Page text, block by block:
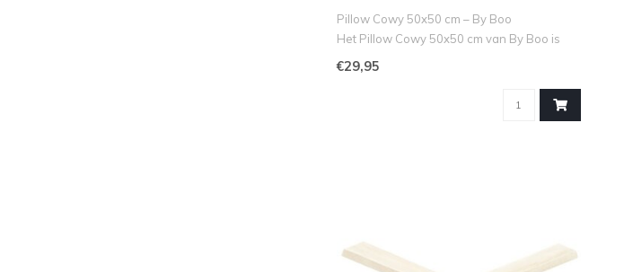
Pillow Cowy 50x50 cm – By Boo
Het Pillow Cowy 50x50 cm van By Boo is
een zach..
€29,95